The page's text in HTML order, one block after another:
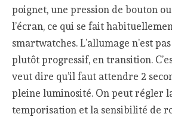
poignet, une pression de bouton
l’écran, ce qui se fait
smartwatches. L’allumage n’est
plutôt progressif, en transition.
veut dire qu’il faut attendre 2
pleine luminosité. On peut régler
temporisation et la sensibilité de